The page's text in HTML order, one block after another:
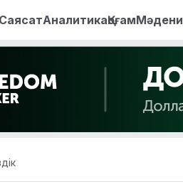
СаясатАналитикаҚоғам